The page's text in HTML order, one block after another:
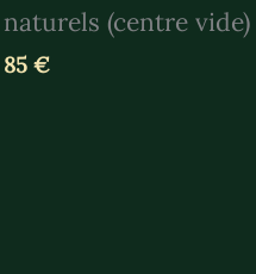
naturels (centre vide)
85 €